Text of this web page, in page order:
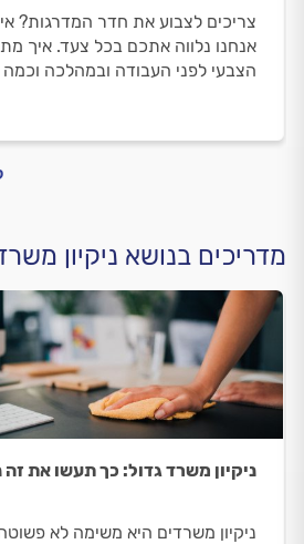
צריכים לצבוע את חדר המדרגות?
אנחנו נלווה אתכם בכל צעד. איך
הצבעי לפני העבודה ובמהלכה וכמה
מדריכים בנושא ניקיון
ניקיון משרד גדול: כך תעשו את זה
ניקיון משרדים היא משימה לא